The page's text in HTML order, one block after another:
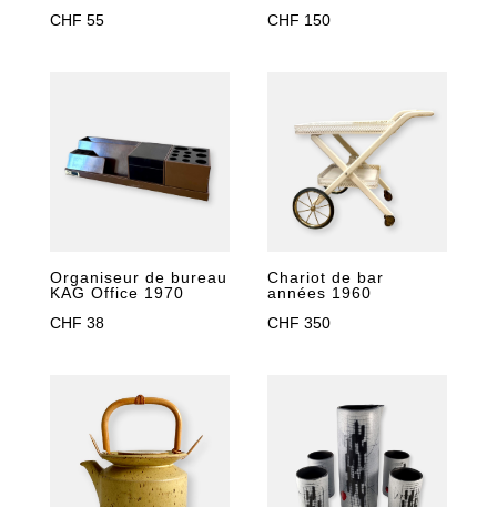
CHF 55
CHF 150
Organiseur de bureau
KAG Office 1970
CHF 38
Chariot de bar
années 1960
CHF 350